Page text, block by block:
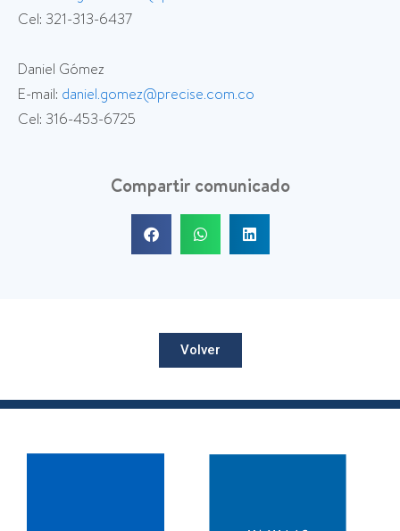
Cel: 321-313-6437
Daniel Gómez
E-mail: daniel.gomez@precise.com.co
Cel: 316-453-6725
Compartir comunicado
Volver